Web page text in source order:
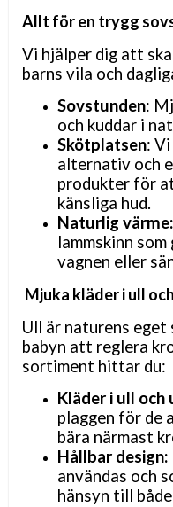
Allt för en trygg
Vi hjälper dig att
barns vila och
Sovstunden:
och kuddar i
Skötplatsen:
alternativ och
produkter för
känsliga hud.
Naturlig värme:
lammskinn
vagnen eller
Mjuka kläder i ull
Ull är naturens eget
babyn att reglera
sortiment hittar du:
Kläder i ull och
plaggen för de
bära närmast
Hållbar design:
användas och
hänsyn till